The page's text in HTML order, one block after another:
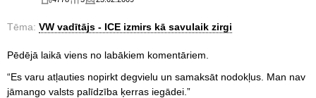
Tēma: VW vadītājs - ICE izmirs kā savulaik zirgi
Pēdējā laikā viens no labākiem komentāriem.
“Es varu atļauties nopirkt degvielu un samaksāt nodokļus. Man nav
jāmango valsts palīdzība ķerras iegādei.”